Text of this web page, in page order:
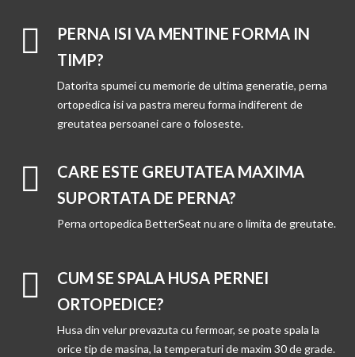
PERNA ISI VA MENTINE FORMA IN
TIMP?
Datorita spumei cu memorie de ultima generatie, perna
ortopedica isi va pastra mereu forma indiferent de
greutatea persoanei care o foloseste.
CARE ESTE GREUTATEA MAXIMA
SUPORTATA DE PERNA?
Perna ortopedica BetterSeat nu are o limita de greutate.
CUM SE SPALA HUSA PERNEI
ORTOPEDICE?
Husa din velur prevazuta cu fermoar, se poate spala la
orice tip de masina, la temperaturi de maxim 30 de grade.